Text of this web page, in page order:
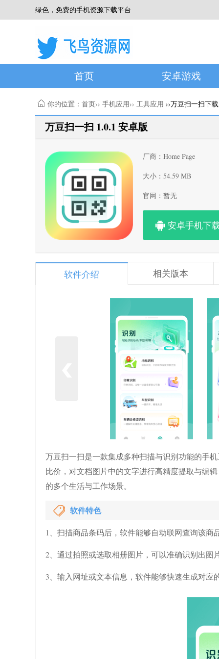
绿色，免费的手机资源下载平台
首页 安卓游戏
你的位置： 首页›› 手机应用›› 工具应用 ››万豆扫一扫下载
万豆扫一扫 1.0.1 安卓版
安卓手机下
厂商：Home Page
大小：54.59 MB
官网：暂无
软件介绍 相关版本
万豆扫一扫是一款集成多种扫描与识别功能的手
比价，对文档图片中的文字进行高精度提取与编
的多个生活与工作场景。
软件特色
1、扫描商品条码后，软件能够自动联网查询该
2、通过拍照或选取相册图片，可以准确识别出
3、输入网址或文本信息，软件能够快速生成对